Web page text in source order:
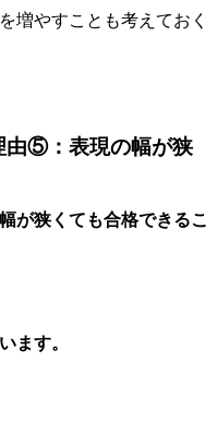
増やすことも考えておく
由⑤：表現の幅が狭
が狭くても合格できるこ
ます。